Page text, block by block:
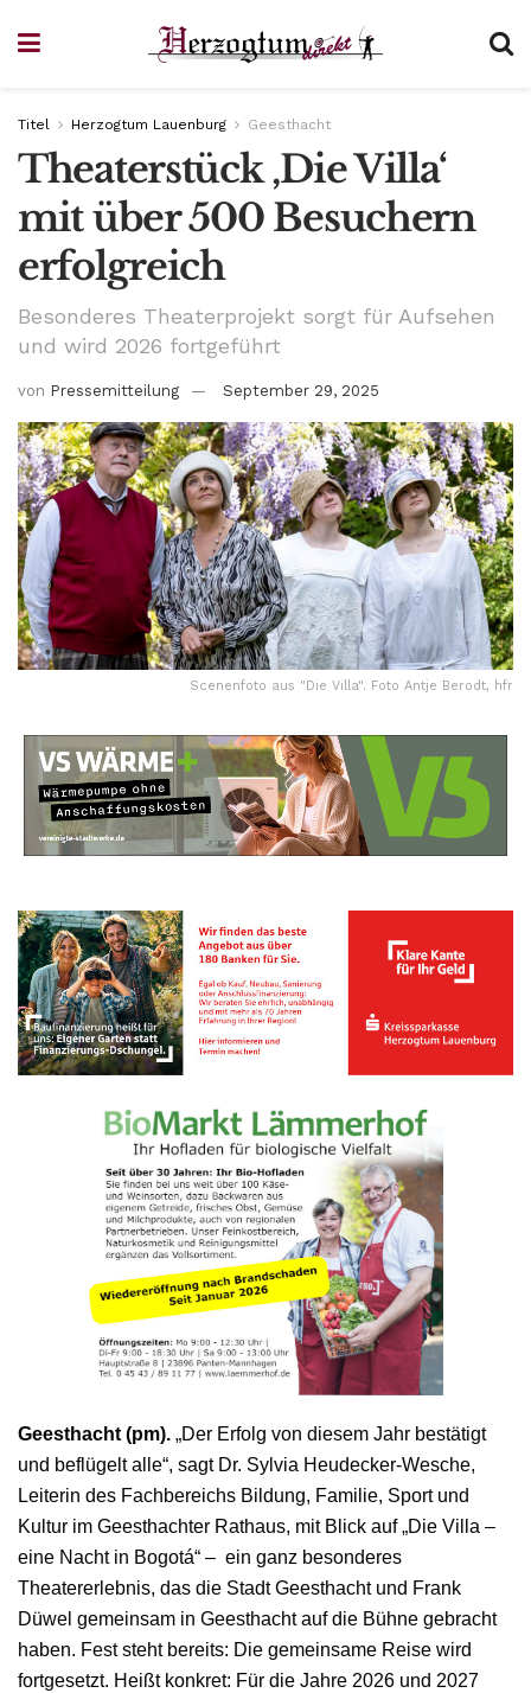
Titel Herzogtum Lauenburg Geesthacht
Theaterstück ‚Die Villa‘
mit über 500 Besuchern
erfolgreich
Besonderes Theaterprojekt sorgt für Aufsehen
und wird 2026 fortgeführt
von Pressemitteilung September 29, 2025
Scenenfoto aus "Die Villa". Foto Antje Berodt, hfr
Geesthacht (pm). „Der Erfolg von diesem Jahr bestätigt
und beflügelt alle“, sagt Dr. Sylvia Heudecker-Wesche,
Leiterin des Fachbereichs Bildung, Familie, Sport und
Kultur im Geesthachter Rathaus, mit Blick auf „Die Villa –
eine Nacht in Bogotá“ – ein ganz besonderes
Theatererlebnis, das die Stadt Geesthacht und Frank
Düwel gemeinsam in Geesthacht auf die Bühne gebracht
haben. Fest steht bereits: Die gemeinsame Reise wird
fortgesetzt. Heißt konkret: Für die Jahre 2026 und 2027